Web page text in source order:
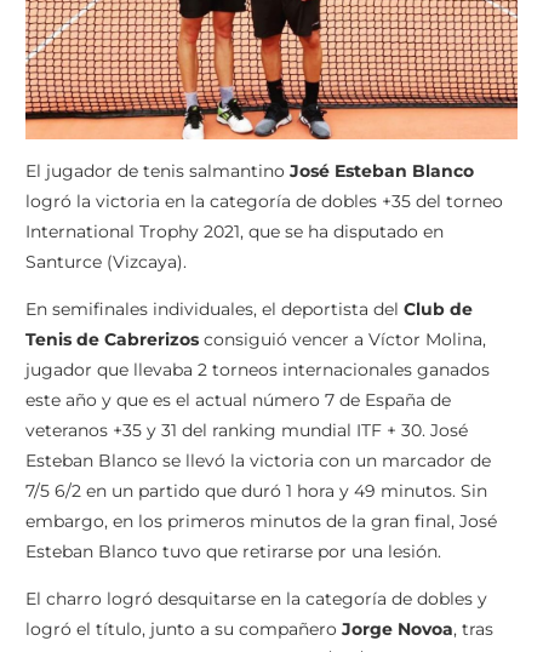
El jugador de tenis salmantino José Esteban Blanco
logró la victoria en la categoría de dobles +35 del torneo
International Trophy 2021, que se ha disputado en
Santurce (Vizcaya).
En semifinales individuales, el deportista del Club de
Tenis de Cabrerizos consiguió vencer a Víctor Molina,
jugador que llevaba 2 torneos internacionales ganados
este año y que es el actual número 7 de España de
veteranos +35 y 31 del ranking mundial ITF + 30. José
Esteban Blanco se llevó la victoria con un marcador de
7/5 6/2 en un partido que duró 1 hora y 49 minutos. Sin
embargo, en los primeros minutos de la gran final, José
Esteban Blanco tuvo que retirarse por una lesión.
El charro logró desquitarse en la categoría de dobles y
logró el título, junto a su compañero Jorge Novoa, tras